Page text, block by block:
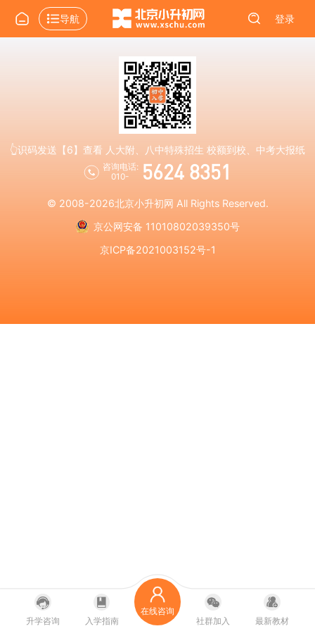
导航 登录
👆识码发送【6】查看 人大附、八中特殊招生 校额到校、中考大报纸
咨询电话:
010-
5624 8351
© 2008-2026北京小升初网 All Rights Reserved.
京公网安备 11010802039350号
京ICP备2021003152号-1
升学咨询 入学指南
在线咨询
社群加入
最新教材